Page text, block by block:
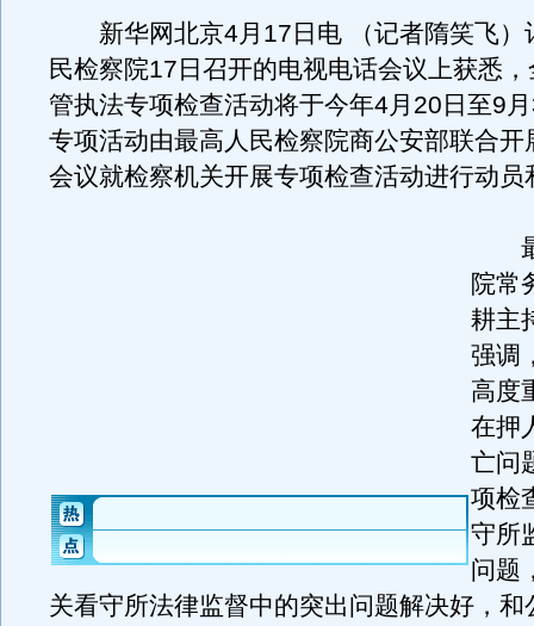
新华网北京4月17日电 （记者隋笑飞）
民检察院17日召开的电视电话会议上获悉
管执法专项检查活动将于今年4月20日至9
专项活动由最高人民检察院商公安部联合开
会议就检察机关开展专项检查活动进行动员
最
院常
耕主
强调
高度
在押
亡问
项检
守所
问题
关看守所法律监督中的突出问题解决好，和